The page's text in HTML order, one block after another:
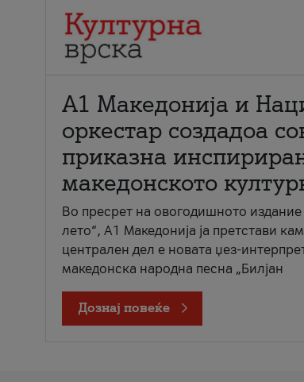
А1 Македонија и
оркестар создадоа
приказна
македонското
Во пресрет на овогодишното
лето“, А1 Македонија ја претстави
централен дел е новата џез-
македонска народна песна „Билјан
Дознај повеќе